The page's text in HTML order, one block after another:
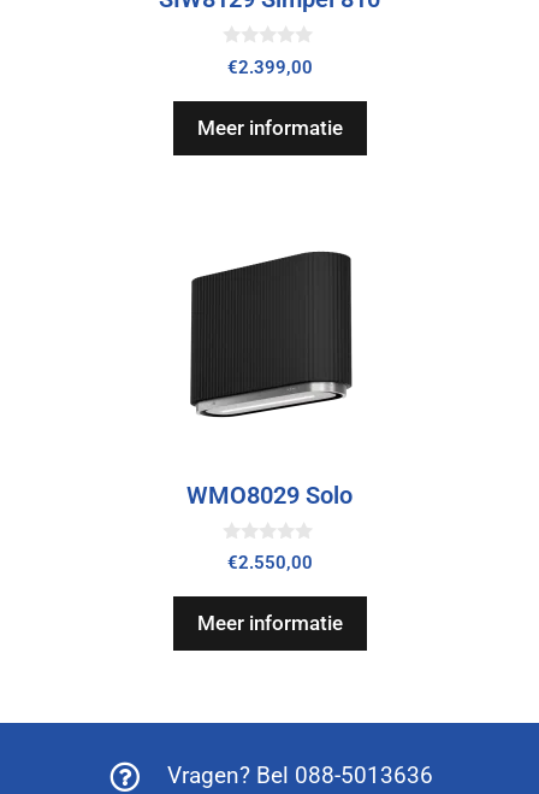
0
v
5
€2.399,00
Meer informatie
WMO8029 Solo
0
v
5
€2.550,00
Meer informatie
Vragen? Bel 088-5013636